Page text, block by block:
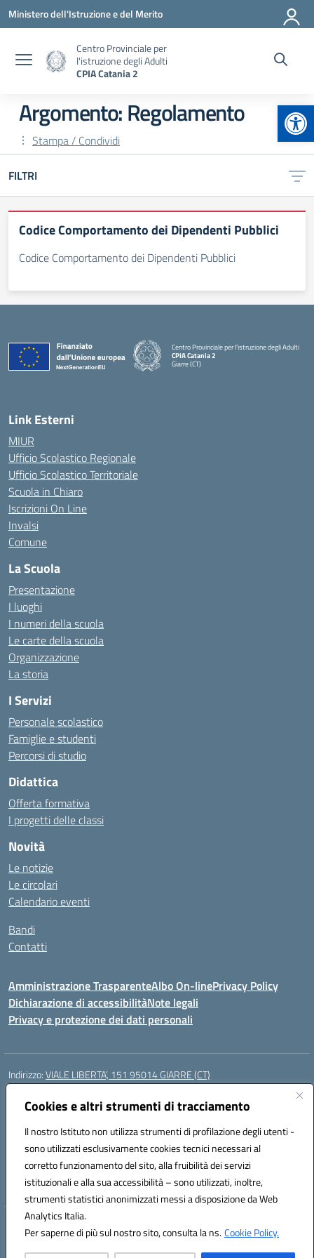
Cookies e altri strumenti di tracciamento
Il nostro Istituto non utilizza strumenti di profilazione degli utenti -
sono utilizzati esclusivamente cookies tecnici necessari al
corretto funzionamento del sito, alla fruibilità dei servizi
istituzionali e alla sua accessibilità – sono utilizzati, inoltre,
strumenti statistici anonimizzati messi a disposizione da Web
Analytics Italia.
Per saperne di più sul nostro sito, consulta la ns.Cookie Policy.
Vai ai contenuti
Vai al menu di navigazione
Vai al footer
Ministero dell'Istruzione e del Merito
Centro Provinciale per
l'istruzione degli Adulti
CPIA Catania 2
Argomento: Regolamento
Stampa / Condividi
FILTRI
Codice Comportamento dei Dipendenti Pubblici
Codice Comportamento dei Dipendenti Pubblici
Centro Provinciale per l'istruzione degli Adulti
CPIA Catania 2
Giarre (CT)
Link Esterni
MIUR
Ufficio Scolastico Regionale
Ufficio Scolastico Territoriale
Scuola in Chiaro
Iscrizioni On Line
Invalsi
Comune
La Scuola
Presentazione
I luoghi
I numeri della scuola
Le carte della scuola
Organizzazione
La storia
I Servizi
Personale scolastico
Famiglie e studenti
Percorsi di studio
Didattica
Offerta formativa
I progetti delle classi
Novità
Le notizie
Le circolari
Calendario eventi
Bandi
Contatti
Amministrazione TrasparenteAlbo On-linePrivacy Policy
Dichiarazione di accessibilitàNote legali
Privacy e protezione dei dati personali
Indirizzo:VIALE LIBERTA’, 151 95014 GIARRE (CT)
Centralino:
Posta elettronica certificata (PEC):ctmm151004@pec.istruzione.it
Codice fiscale: 92032760875
Codice meccanografico:CTMM151004
Codice Indice delle Pubbliche Amministrazioni (IPA): cpiacd
Codice unico di fatturazione (CUF): UF783Q
Hosting & Powered by 3D Solution S.r.l.
Concept & Design by Designers Italia